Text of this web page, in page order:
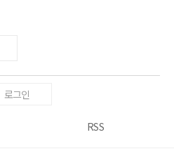
로그인
RSS